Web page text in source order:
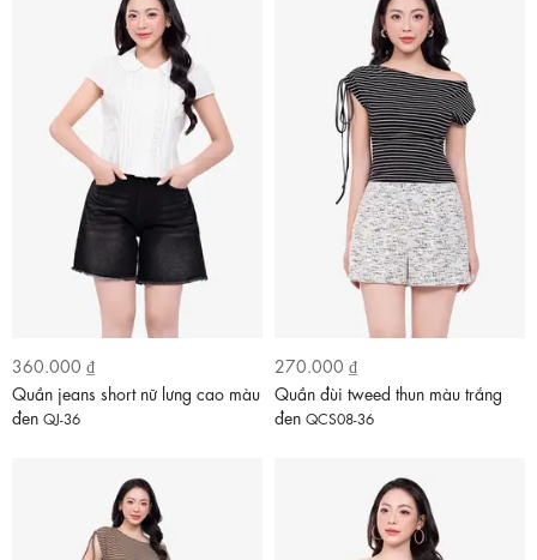
360.000 ₫
Quần jeans short nữ lưng cao màu
đen QJ-36
270.000 ₫
Quần đùi tweed thun màu trắng
đen QCS08-36